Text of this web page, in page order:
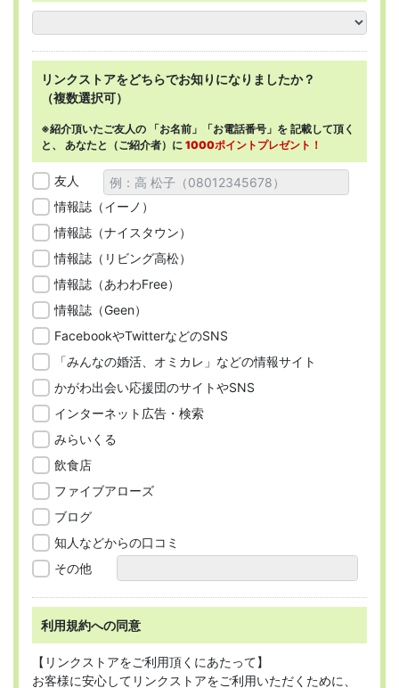
リンクストアをどちらでお知りになりましたか？
（複数選択可）
※紹介頂いたご友人の 「お名前」「お電話番号」を 記載して頂く
と、 あなたと（ご紹介者）に 1000ポイントプレゼント！
友人
情報誌（イーノ）
情報誌（ナイスタウン）
情報誌（リビング高松）
情報誌（あわわFree）
情報誌（Geen）
FacebookやTwitterなどのSNS
「みんなの婚活、オミカレ」などの情報サイト
かがわ出会い応援団のサイトやSNS
インターネット広告・検索
みらいくる
飲食店
ファイブアローズ
ブログ
知人などからの口コミ
その他
利用規約への同意
【リンクストアをご利用頂くにあたって】
お客様に安心してリンクストアをご利用いただくために、